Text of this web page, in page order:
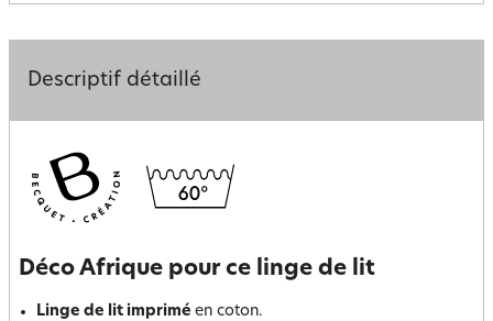
Descriptif détaillé
Déco Afrique pour ce linge de lit
Linge de lit imprimé en coton.